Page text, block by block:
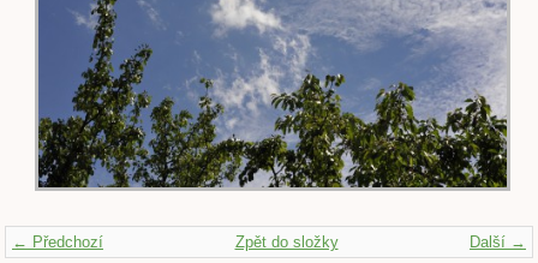
← Předchozí Další →
Zpět do složky